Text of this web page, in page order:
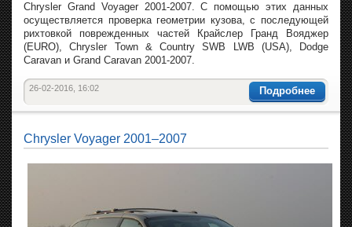
Chrysler Grand Voyager 2001-2007. С помощью этих данных
осуществляется проверка геометрии кузова, с последующей
рихтовкой поврежденных частей Крайслер Гранд Вояджер
(EURO), Chrysler Town & Country SWB LWB (USA), Dodge
Caravan и Grand Caravan 2001-2007.
Подробнее
26-02-2016, 16:02
Chrysler Voyager 2001–2007